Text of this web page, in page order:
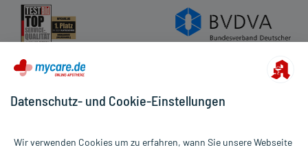
Cookie-Einstellungen
Rückgabe/Widerruf
Datenschutz- und Cookie-Einstellungen
Wir verwenden Cookies um zu erfahren, wann Sie unsere Webseite